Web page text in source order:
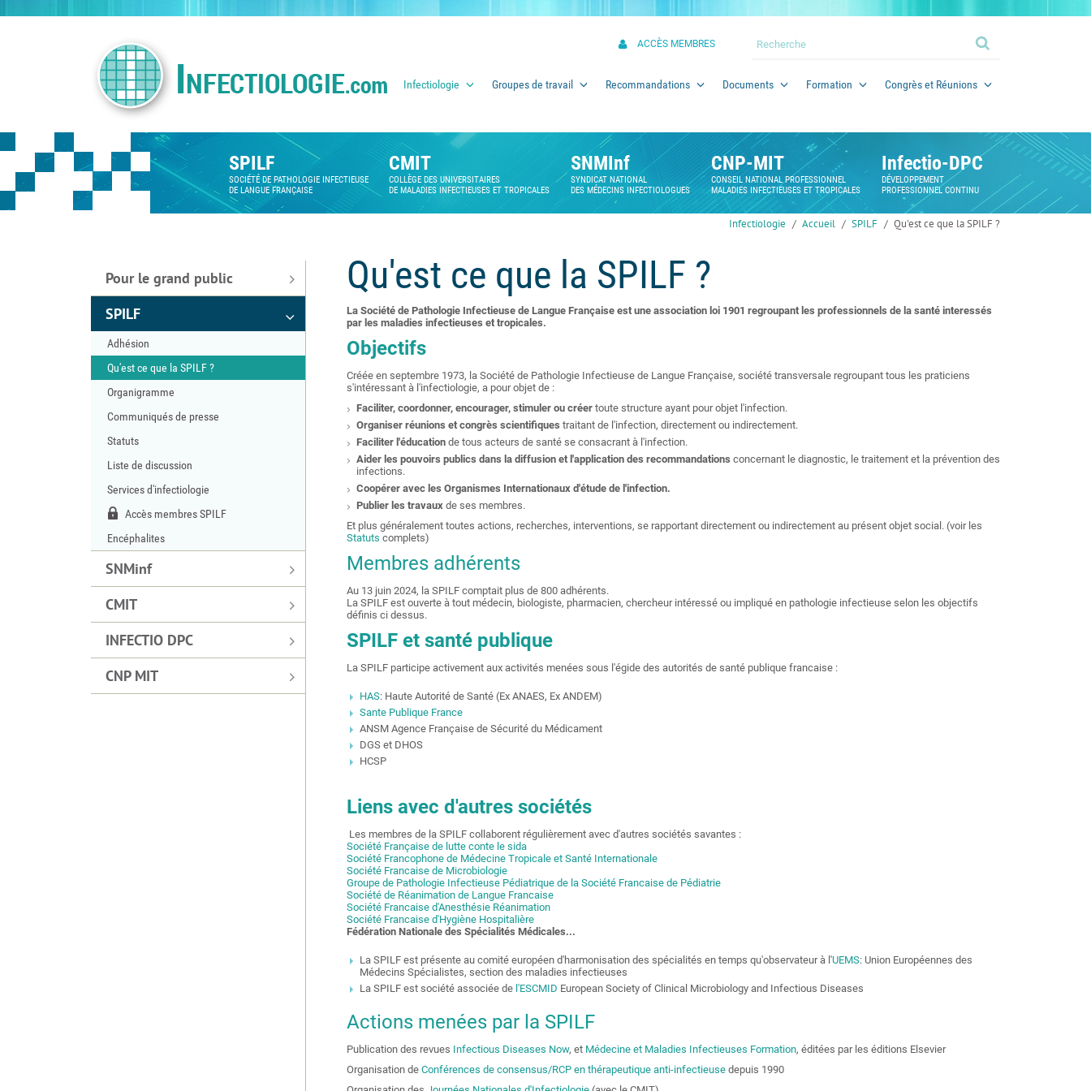
Infectiologie Groupes de travail Recommandations Documents Formation Congrès et Réunions
ACCÈS MEMBRES
SPILF
SOCIÉTÉ DE PATHOLOGIE INFECTIEUSE
DE LANGUE FRANÇAISE
CMIT
COLLÈGE DES UNIVERSITAIRES
DE MALADIES INFECTIEUSES ET TROPICALES
SNMInf
SYNDICAT NATIONAL
DES MÉDECINS INFECTIOLOGUES
CNP-MIT
CONSEIL NATIONAL PROFESSIONNEL
MALADIES INFECTIEUSES ET TROPICALES
Infectio-DPC
DÉVELOPPEMENT
PROFESSIONNEL CONTINU
Infectiologie Accueil SPILF Qu'est ce que la SPILF ?
Qu'est ce que la SPILF ?
La Société de Pathologie Infectieuse de Langue Française est une association loi 1901 regroupant les professionnels de la santé interessés
par les maladies infectieuses et tropicales.
Objectifs
Créée en septembre 1973, la Société de Pathologie Infectieuse de Langue Française, société transversale regroupant tous les praticiens
s'intéressant à l'infectiologie, a pour objet de :
Faciliter, coordonner, encourager, stimuler ou créer toute structure ayant pour objet l'infection.
Organiser réunions et congrès scientifiques traitant de l'infection, directement ou indirectement.
Faciliter l'éducation de tous acteurs de santé se consacrant à l'infection.
Aider les pouvoirs publics dans la diffusion et l'application des recommandations concernant le diagnostic, le traitement et la prévention des
infections.
Coopérer avec les Organismes Internationaux d'étude de l'infection.
Publier les travaux de ses membres.
Et plus généralement toutes actions, recherches, interventions, se rapportant directement ou indirectement au présent objet social. (voir les
Statuts complets)
Membres adhérents
Au 13 juin 2024, la SPILF comptait plus de 800 adhérents.
La SPILF est ouverte à tout médecin, biologiste, pharmacien, chercheur intéressé ou impliqué en pathologie infectieuse selon les objectifs
définis ci dessus.
SPILF et santé publique
La SPILF participe activement aux activités menées sous l'égide des autorités de santé publique francaise :
HAS: Haute Autorité de Santé (Ex ANAES, Ex ANDEM)
Sante Publique France
ANSM Agence Française de Sécurité du Médicament
DGS et DHOS
HCSP
Liens avec d'autres sociétés
Les membres de la SPILF collaborent régulièrement avec d'autres sociétés savantes :
Société Française de lutte conte le sida
Société Francophone de Médecine Tropicale et Santé Internationale
Société Francaise de Microbiologie
Groupe de Pathologie Infectieuse Pédiatrique de la Société Francaise de Pédiatrie
Société de Réanimation de Langue Francaise
Société Francaise d'Anesthésie Réanimation
Société Francaise d'Hygiène Hospitalière
Fédération Nationale des Spécialités Médicales...
La SPILF est présente au comité européen d'harmonisation des spécialités en temps qu'observateur à l'UEMS: Union Européennes des
Médecins Spécialistes, section des maladies infectieuses
La SPILF est société associée de l'ESCMID European Society of Clinical Microbiology and Infectious Diseases
Actions menées par la SPILF
Publication des revues Infectious Diseases Now, et Médecine et Maladies Infectieuses Formation, éditées par les éditions Elsevier
Organisation de Conférences de consensus/RCP en thérapeutique anti-infectieuse depuis 1990
Pour le grand public
SPILF
Adhésion
Qu'est ce que la SPILF ?
Organigramme
Communiqués de presse
Statuts
Liste de discussion
Services d'infectiologie
Accès membres SPILF
Encéphalites
SNMinf
CMIT
INFECTIO DPC
CNP MIT